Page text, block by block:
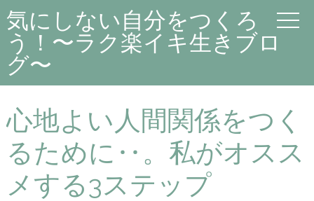
気にしない自分をつくろ
う！〜ラク楽イキ生きブロ
グ〜
心地よい人間関係をつく
るために‥。私がオスス
メする3ステップ